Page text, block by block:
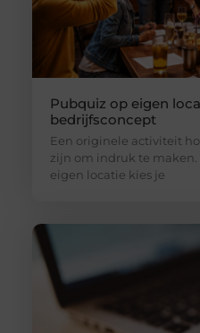
Pubquiz op eigen
bedrijfsconcept
Een originele activiteit
zijn om indruk te
eigen locatie kies je